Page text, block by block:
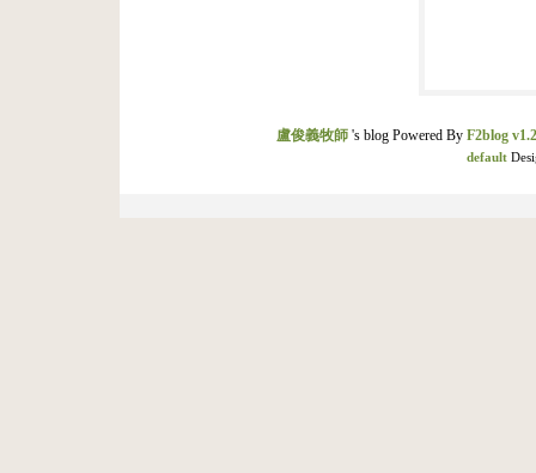
盧俊義牧師's blog Powered By F2blog
default